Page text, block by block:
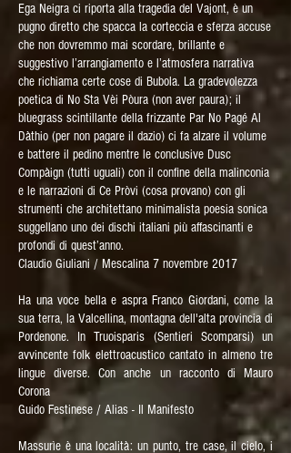
Ega Neigra ci riporta alla tragedia del Vajont, è un
pugno diretto che spacca la corteccia e sferza accuse
che non dovremmo mai scordare, brillante e
suggestivo l’arrangiamento e l’atmosfera narrativa
che richiama certe cose di Bubola. La gradevolezza
poetica di No Sta Vèi Pòura (non aver paura); il
bluegrass scintillante della frizzante Par No Pagé Al
Dàthio (per non pagare il dazio) ci fa alzare il volume
e battere il pedino mentre le conclusive Dusc
Compàign (tutti uguali) con il confine della malinconia
e le narrazioni di Ce Pròvi (cosa provano) con gli
strumenti che architettano minimalista poesia sonica
suggellano uno dei dischi italiani più affascinanti e
profondi di quest’anno.
Claudio Giuliani / Mescalina 7 novembre 2017
Ha una voce bella e aspra Franco Giordani, come la
sua terra, la Valcellina, montagna dell'alta provincia di
Pordenone. In Truoisparis (Sentieri Scomparsi) un
avvincente folk elettroacustico cantato in almeno tre
lingue diverse. Con anche un racconto di Mauro
Corona
Guido Festinese / Alias - Il Manifesto
Massurìe è una località: un punto, tre case, il cielo, i